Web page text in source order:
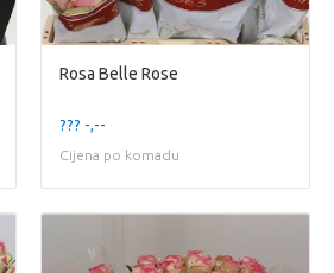
Rosa Belle Rose
??? -,--
Cijena po komadu